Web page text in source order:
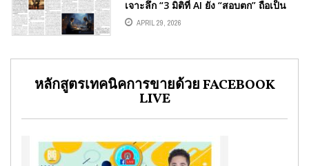
เจาะลึก “3 มิติที่ AI ยัง “สอบตก” ถือเป็น
โอกาสของคนไทย บทความประจำต้น
เดือน 1-15 พฤษภาคม 2569โดยคอลัมนี
ออนไลน์
APRIL 29, 2026
หลักสูตรเทคนิคการขายด้วย FACEBOOK
LIVE